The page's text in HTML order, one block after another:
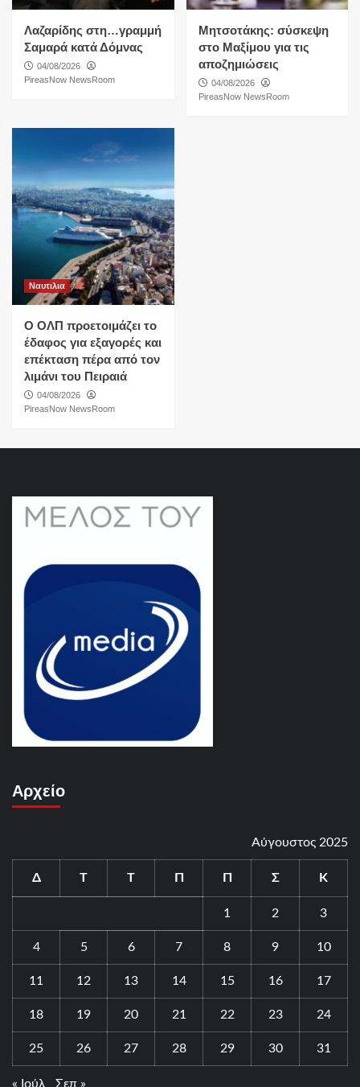
Λαζαρίδης στη…γραμμή
Σαμαρά κατά Δόμνας
04/08/2026
PireasNow NewsRoom
Μητσοτάκης: σύσκεψη
στο Μαξίμου για τις
αποζημιώσεις
04/08/2026
PireasNow NewsRoom
Ναυτιλια
O ΟΛΠ προετοιμάζει το
έδαφος για εξαγορές και
επέκταση πέρα από τον
λιμάνι του Πειραιά
04/08/2026
PireasNow NewsRoom
Αρχείο
Αύγουστος 2025
Δ Τ Τ Π Π Σ Κ
1 2 3
4 5 6 7 8 9 10
11 12 13 14 15 16 17
18 19 20 21 22 23 24
25 26 27 28 29 30 31
« Ιούλ Σεπ »